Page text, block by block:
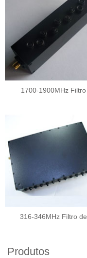
1700-1900MHz Filtro
316-346MHz Filtro de
Produtos